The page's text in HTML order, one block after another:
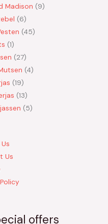
Madison 9
6
45
1
27
4
19
13
5
Us
offers